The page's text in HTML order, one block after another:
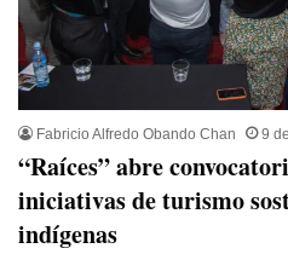
Fabricio Alfredo Obando Chan 9
“Raíces” abre
iniciativas de turismo
indígenas